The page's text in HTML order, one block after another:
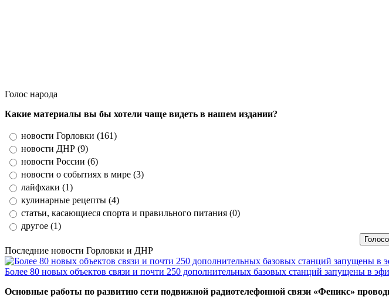
Голос народа
Какие материалы вы бы хотели чаще видеть в нашем издании?
новости Горловки (161)
новости ДНР (9)
новости России (6)
новости о событиях в мире (3)
лайфхаки (1)
кулинарные рецепты (4)
статьи, касающиеся спорта и правильного питания (0)
другое (1)
Последние новости Горловки и ДНР
Более 80 новых объектов связи и почти 250 дополнительных базовых станций запущены в
Основные работы по развитию сети подвижной радиотелефонной связи «Феникс»